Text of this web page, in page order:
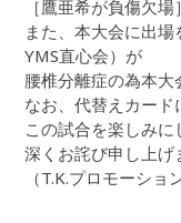
［鷹亜希が負傷欠場］
また、本大会に出
YMS直心会）が
腰椎分離症の為本大
なお、代替えカード
この試合を楽しみ
深くお詫び申し上げ
（T.K.プロモーショ